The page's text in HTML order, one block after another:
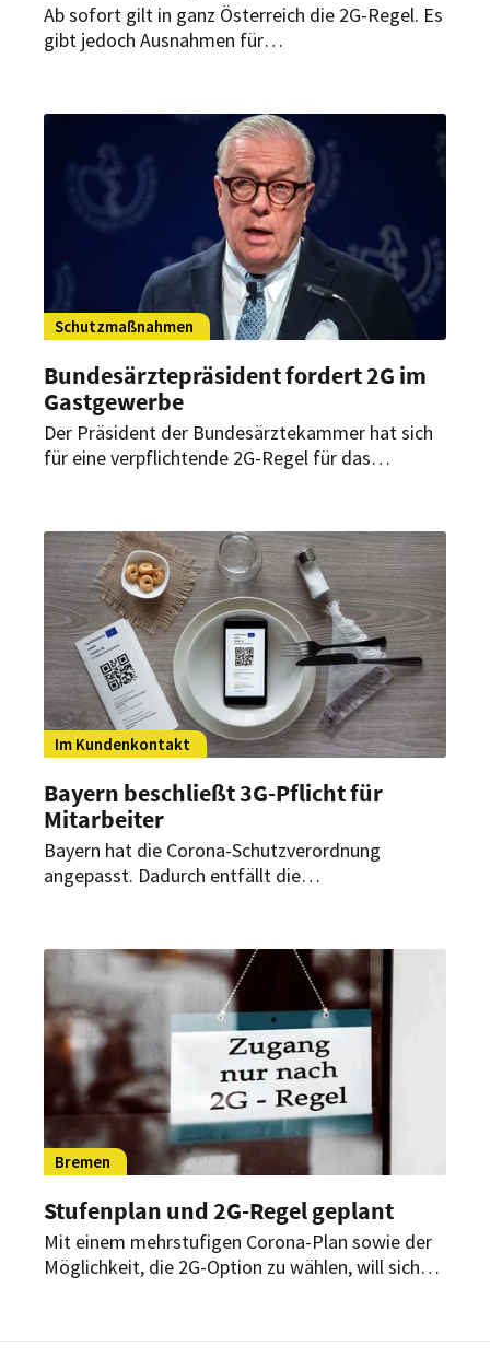
Ab sofort gilt in ganz Österreich die 2G-Regel. Es
gibt jedoch Ausnahmen für
Schutzmaßnahmen
Bundesärztepräsident fordert 2G im
Gastgewerbe
Der Präsident der Bundesärztekammer hat sich
für eine verpflichtende 2G-Regel für das
Im Kundenkontakt
Bayern beschließt 3G-Pflicht für
Mitarbeiter
Bayern hat die Corona-Schutzverordnung
angepasst. Dadurch entfällt die
Kundenkontakt halten die neuen Regeln jedoch
Verschärfungen bereit.
Bremen
Stufenplan und 2G-Regel geplant
Mit einem mehrstufigen Corona-Plan sowie der
Möglichkeit, die 2G-Option zu wählen, will sich